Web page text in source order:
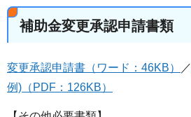
補助金変更承認申請書類
変更承認申請書（ワード：46KB） ／
例)（PDF：126KB）